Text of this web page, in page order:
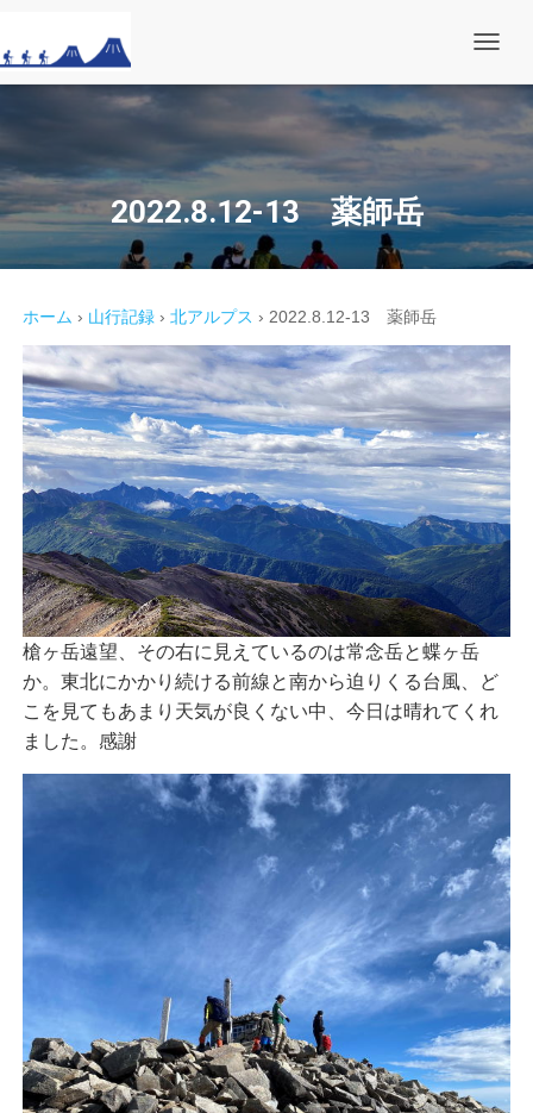
シ
を
切
り
替
2022.8.12-13 薬師岳
ホーム › 山行記録 › 北アルプス › 2022.8.12-13 薬師岳
槍ヶ岳遠望、その右に見えているのは常念岳と蝶ヶ岳
か。東北にかかり続ける前線と南から迫りくる台風、ど
こを見てもあまり天気が良くない中、今日は晴れてくれ
ました。感謝